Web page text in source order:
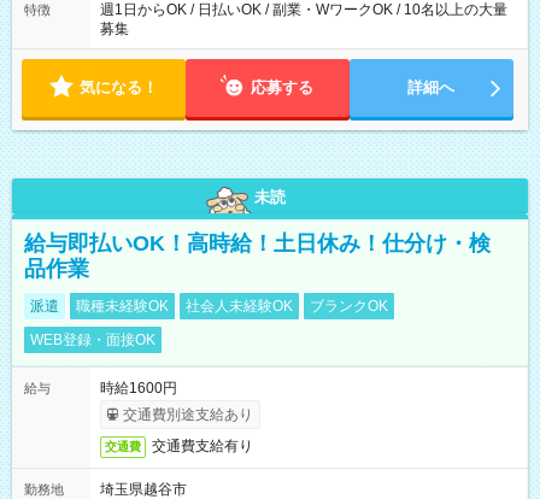
特徴
週1日からOK / 日払いOK / 副業・WワークOK / 10名以上の大量
募集
気になる！ 応募する 詳細へ
未読
給与即払いOK！高時給！土日休み！仕分け・検
品作業
派遣 職種未経験OK 社会人未経験OK
ブランクOK
WEB登録・面接OK
給与
時給1600円
交通費別途支給あり
交通費 交通費支給有り
勤務地
埼玉県越谷市